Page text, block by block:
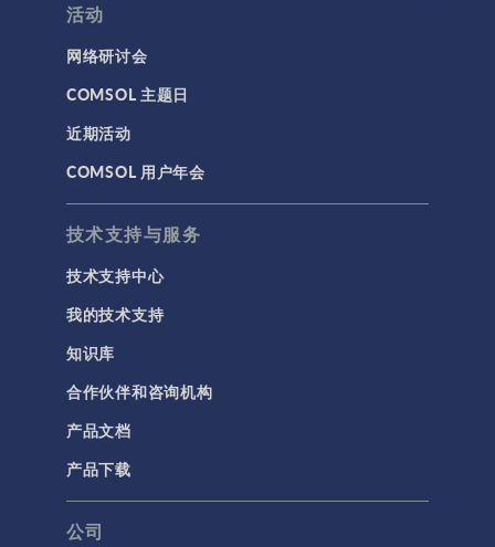
活动
网络研讨会
COMSOL 主题日
近期活动
COMSOL 用户年会
技术支持与服务
技术支持中心
我的技术支持
知识库
合作伙伴和咨询机构
产品文档
产品下载
公司